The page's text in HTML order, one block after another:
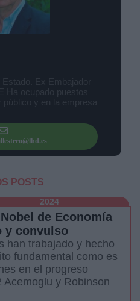
POSTS
2024
de Economía
y convulso
han trabajado y hecho
fundamental como es
en el progreso
Acemoglu y Robinson